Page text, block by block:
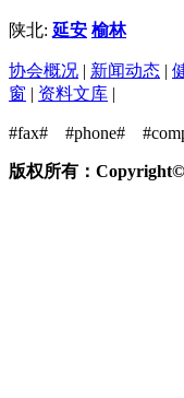
陕北: 延安 榆林
协会概况 | 新闻动态 |
窗 | 资料文库 |
#fax# #phone#
版权所有：